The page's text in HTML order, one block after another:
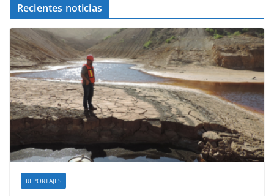
Recientes noticias
REPORTAJES